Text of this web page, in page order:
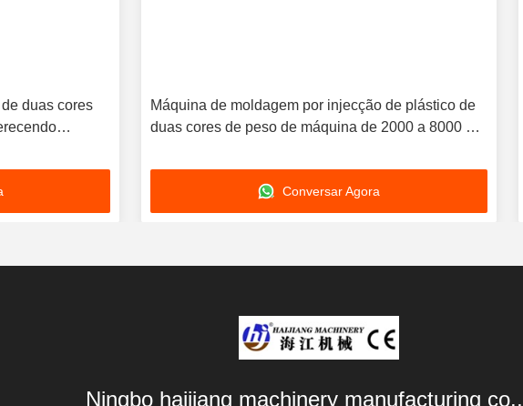
duas cores
Máquina de moldagem por injecção de plástico de
duas cores de peso de máquina de 2000 a 8000 kg,
para processos de produção
Conversar Agora
Ningbo haijiang machinery manufacturing